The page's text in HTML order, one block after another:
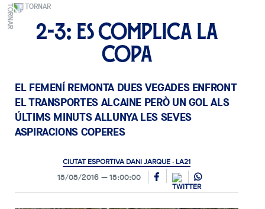
TORNAR
2-3: Es complica la
Copa
EL FEMENÍ REMONTA DUES VEGADES ENFRONT
EL TRANSPORTES ALCAINE PERÒ UN GOL ALS
ÚLTIMS MINUTS ALLUNYA LES SEVES
ASPIRACIONS COPERES
CIUTAT ESPORTIVA DANI JARQUE · LA21
15/05/2016 15:00:00